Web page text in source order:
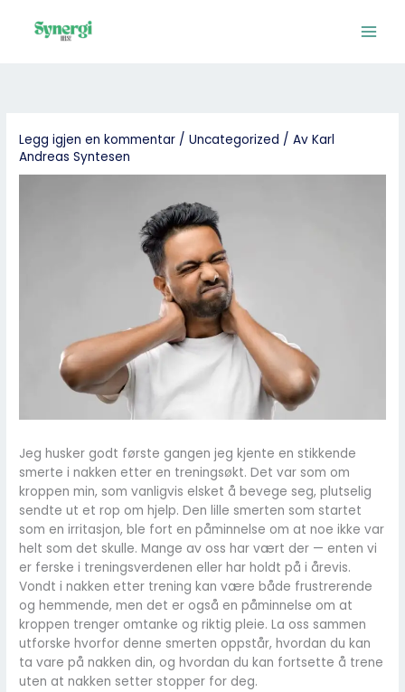
Legg igjen en kommentar /Uncategorized / Av Karl
Andreas Syntesen
Jeg husker godt første gangen jeg kjente en stikkende
smerte i nakken etter en treningsøkt. Det var som om
kroppen min, som vanligvis elsket å bevege seg, plutselig
sendte ut et rop om hjelp. Den lille smerten som startet
som en irritasjon, ble fort en påminnelse om at noe ikke var
helt som det skulle. Mange av oss har vært der — enten vi
er ferske i treningsverdenen eller har holdt på i årevis.
Vondt i nakken etter trening kan være både frustrerende
og hemmende, men det er også en påminnelse om at
kroppen trenger omtanke og riktig pleie. La oss sammen
utforske hvorfor denne smerten oppstår, hvordan du kan
ta vare på nakken din, og hvordan du kan fortsette å trene
uten at nakken setter stopper for deg.